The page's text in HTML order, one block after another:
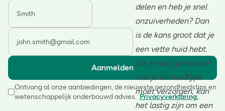
delen en heb je snel
onzuiverheden? Dan
is de kans groot dat je
een vette huid hebt.
Als je niet goed weet
hoe je dit huidtype
moet verzorgen, kan
het lastig zijn om een
Aanmelden
Ontvang al onze aanbiedingen, de nieuwste gezondheidstips en
wetenschappelijk onderbouwd advies. Privacyverklaring.